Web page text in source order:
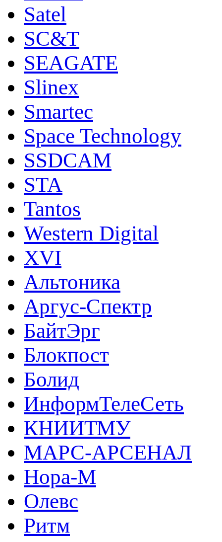
Satel
SC&T
SEAGATE
Slinex
Smartec
Space Technology
SSDCAM
STA
Tantos
Western Digital
XVI
Альтоника
Аргус-Спектр
БайтЭрг
Блокпост
Болид
ИнформТелеСеть
КНИИТМУ
МАРС-АРСЕНАЛ
Нора-М
Олевс
Ритм